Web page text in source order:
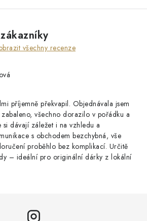
všechny recenze
příjemně překvapil. Objednávala jsem
všechno dorazilo v pořádku a
si dávají záležet i na vzhledu a
s obchodem bezchybná, vše
proběhlo bez komplikací. Určitě
– ideální pro originální dárky z lokální